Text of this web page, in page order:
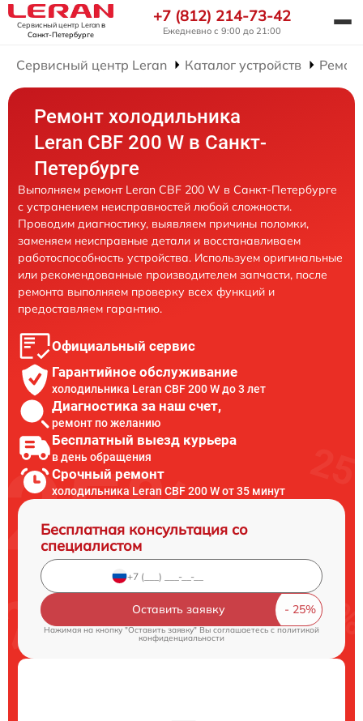
Сервисный центр Leranв
Санкт-Петербурге
+7 (812) 214-73-42
Ежедневно с 9:00 до 21:00
Сервисный центр Leran Каталог устройств
Ремонт холодильника
Leran CBF 200 W в Санкт-
Петербурге
Выполняем ремонт Leran CBF 200 W в Санкт-Петербурге
с устранением неисправностей любой сложности.
Проводим диагностику, выявляем причины поломки,
заменяем неисправные детали и восстанавливаем
работоспособность устройства. Используем оригинальные
или рекомендованные производителем запчасти, после
ремонта выполняем проверку всех функций и
предоставляем гарантию.
Официальный сервис
Гарантийное обслуживание
холодильника Leran CBF 200 W до 3 лет
Диагностика за наш счет,
ремонт по желанию
Бесплатный выезд курьера
в день обращения
Срочный ремонт
холодильника Leran CBF 200 W от 35 минут
Бесплатная консультация со
специалистом
Оставить заявку
Нажимая на кнопку "Оставить заявку" Вы соглашаетесь c политикой
конфиденциальности